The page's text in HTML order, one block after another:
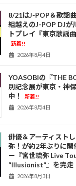
8/21はJ-POP＆歌謡
組越えのJ-POP DJが
トプレイ『東京歌謡
新着!!
2026年8月4日
YOASOBIの『THE
別記念展が東京・神
中！
新着!!
2026年8月4日
俳優＆アーティスト
弥！が約2年ぶりに
ー『宮世琉弥 Live
“Illusionist”』を完走
2026年8月3日